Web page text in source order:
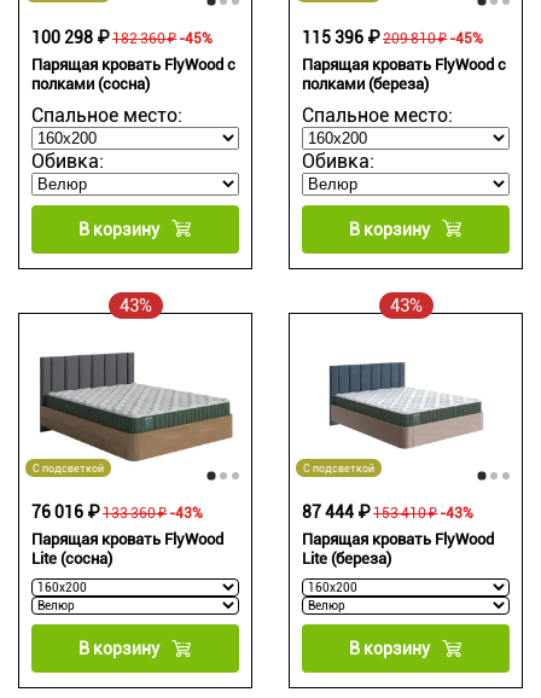
Парящая кровать FlyWood с
полками (сосна)
Спальное место:
Обивка:
182 360 ₽
100 298 ₽ -45%
В корзину
Парящая кровать FlyWood с
полками (береза)
Спальное место:
Обивка:
209 810 ₽
115 396 ₽ -45%
В корзину
43%
С подсветкой
Парящая кровать FlyWood
Lite (сосна)
133 360 ₽
76 016 ₽ -43%
В корзину
43%
С подсветкой
Парящая кровать FlyWood
Lite (береза)
153 410 ₽
87 444 ₽ -43%
В корзину